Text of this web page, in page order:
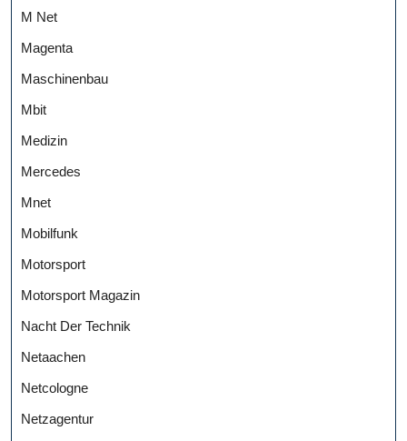
M Net
Magenta
Maschinenbau
Mbit
Medizin
Mercedes
Mnet
Mobilfunk
Motorsport
Motorsport Magazin
Nacht Der Technik
Netaachen
Netcologne
Netzagentur